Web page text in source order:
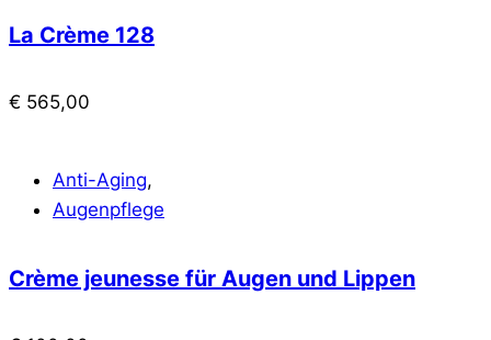
La Crème 128
€ 565,00
Anti-Aging,
Augenpflege
Crème jeunesse für Augen und Lippen